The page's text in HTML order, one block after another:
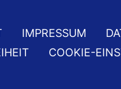
IMPRESSUM
COOKIE-